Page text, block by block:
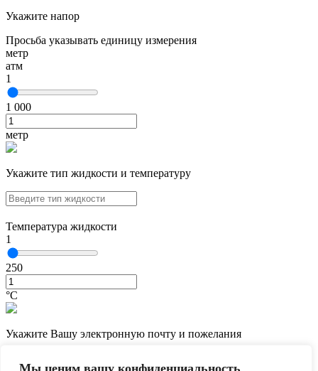
Мы ценим вашу конфиденциальность
Укажите напор
Просьба указывать единицу измерения
метр
атм
1
1 000
метр
Укажите тип жидкости и температуру
Температура жидкости
1
250
°С
Укажите Вашу электронную почту и пожелания